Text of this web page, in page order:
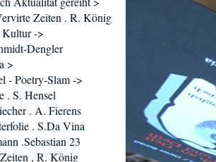
Zeiten . R. König
Kultur ->
Dengler
>
- Poetry-Slam ->
. S. Hensel
. A. Fierens
. S.Da Vina
.Sebastian 23
, R. König